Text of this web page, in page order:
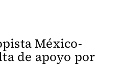
México-
de apoyo por